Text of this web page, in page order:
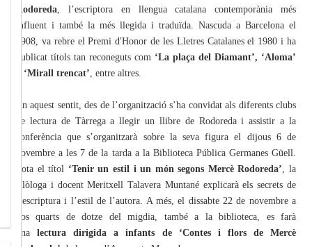
Rodoreda, l’escriptora en llengua catalana contemporània més
influent i també la més llegida i traduïda. Nascuda a Barcelona el
1908, va rebre el Premi d'Honor de les Lletres Catalanes el 1980 i ha
publicat títols tan reconeguts com ‘La plaça del Diamant’, ‘Aloma’
o ‘Mirall trencat’, entre altres.
En aquest sentit, des de l’organització s’ha convidat als diferents clubs
de lectura de Tàrrega a llegir un llibre de Rodoreda i assistir a la
conferència que s’organitzarà sobre la seva figura el dijous 6 de
novembre a les 7 de la tarda a la Biblioteca Pública Germanes Güell.
Sota el títol ‘Tenir un estil i un món segons Mercè Rodoreda’, la
filòloga i docent Meritxell Talavera Muntané explicarà els secrets de
l’escriptura i l’estil de l’autora. A més, el dissabte 22 de novembre a
dos quarts de dotze del migdia, també a la biblioteca, es farà
unalectura dirigida a infants de ‘Contes i flors de Mercè